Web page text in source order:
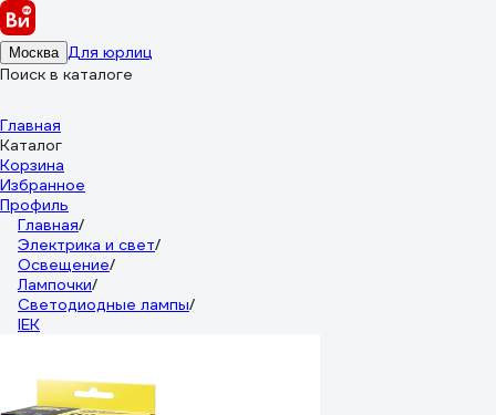
Москва Для юрлиц
Поиск в каталоге
Главная
Каталог
Корзина
Избранное
Профиль
Главная/
Электрика и свет/
Освещение/
Лампочки/
Светодиодные лампы/
IEK